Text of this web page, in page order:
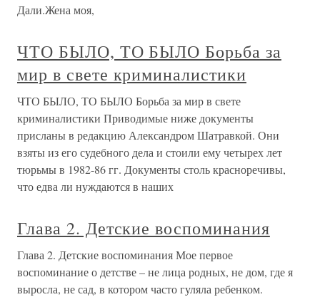
Дали.Жена моя,
ЧТО БЫЛО, ТО БЫЛО Борьба за
мир в свете криминалистики
ЧТО БЫЛО, ТО БЫЛО Борьба за мир в свете
криминалистики Приводимые ниже документы
присланы в редакцию Александром Шатравкой. Они
взяты из его судебного дела и стоили ему четырех лет
тюрьмы в 1982-86 гг. Документы столь красноречивы,
что едва ли нуждаются в наших
Глава 2. Детские воспоминания
Глава 2. Детские воспоминания Мое первое
воспоминание о детстве – не лица родных, не дом, где я
выросла, не сад, в котором часто гуляла ребенком.